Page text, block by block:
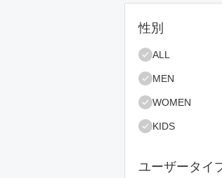
絞り込み条件
性別
ALL
MEN
WOMEN
KIDS
ユーザータイ